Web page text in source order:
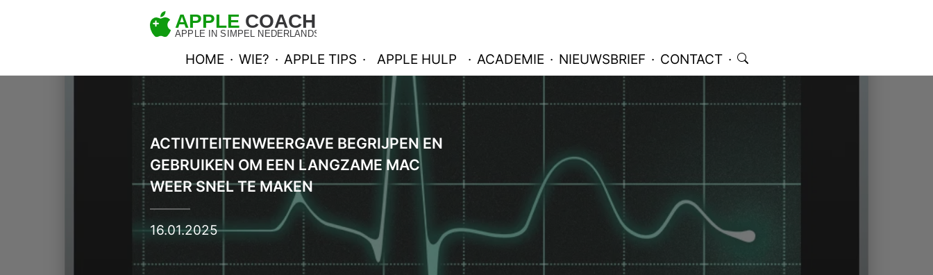
HOME · WIE? · APPLE TIPS · APPLE HULP · ACADEMIE · NIEUWSBRIEF · CONTACT ·
ACTIVITEITENWEERGAVE BEGRIJPEN EN
GEBRUIKEN OM EEN LANGZAME MAC
WEER SNEL TE MAKEN
16.01.2025